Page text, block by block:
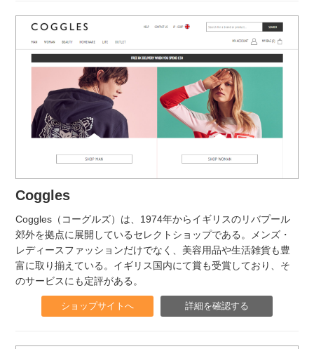
Coggles
Coggles（コーグルズ）は、1974年からイギリスのリバプール
郊外を拠点に展開しているセレクトショップである。メンズ・
レディースファッションだけでなく、美容用品や生活雑貨も豊
富に取り揃えている。イギリス国内にて賞も受賞しており、そ
のサービスにも定評がある。
ショップサイトへ 詳細を確認する